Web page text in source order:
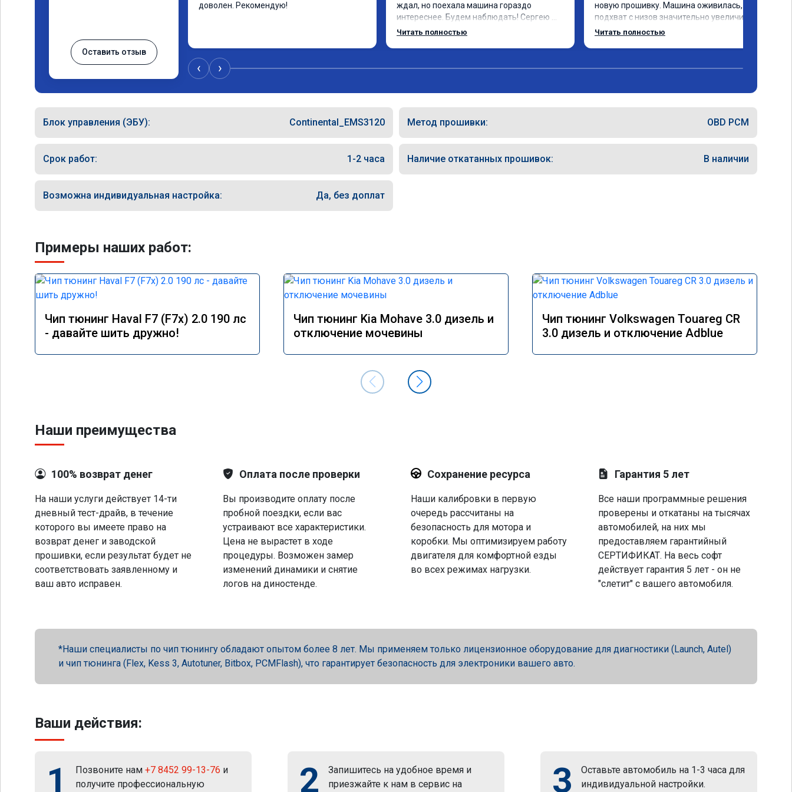
Оставить отзыв
доволен. Рекомендую!
ждал, но поехала машина гораздо
интереснее. Будем наблюдать! Сергею
отдельное спасибо за профессионально
Читать полностью
новую прошивку. Машина оживилась,
подхват с низов значительно увеличился,
тяга паровозная. Большое спасибо.
Читать полностью
‹ ›
Блок управления (ЭБУ): Continental_EMS3120 Метод прошивки: OBD PCM
Срок работ: 1-2 часа Наличие откатанных прошивок: В наличии
Возможна индивидуальная настройка: Да, без доплат
Примеры наших работ:
Чип тюнинг Haval F7 (F7x) 2.0 190 лс
- давайте шить дружно!
Чип тюнинг Kia Mohave 3.0 дизель и
отключение мочевины
Чип тюнинг Volkswagen Touareg CR
3.0 дизель и отключение Adblue
Наши преимущества
100% возврат денег
На наши услуги действует 14-ти
дневный тест-драйв, в течение
которого вы имеете право на
возврат денег и заводской
прошивки, если результат будет не
соответствовать заявленному и
ваш авто исправен.
Оплата после проверки
Вы производите оплату после
пробной поездки, если вас
устраивают все характеристики.
Цена не вырастет в ходе
процедуры. Возможен замер
изменений динамики и снятие
логов на диностенде.
Сохранение ресурса
Наши калибровки в первую
очередь рассчитаны на
безопасность для мотора и
коробки. Мы оптимизируем работу
двигателя для комфортной езды
во всех режимах нагрузки.
Гарантия 5 лет
Все наши программные решения
проверены и откатаны на тысячах
автомобилей, на них мы
предоставляем гарантийный
СЕРТИФИКАТ. На весь софт
действует гарантия 5 лет - он не
"слетит" с вашего автомобиля.
Наши специалисты по чип тюнингу обладают опытом более 8 лет. Мы применяем только лицензионное оборудование для диагностики (Launch, Autel)
и чип тюнинга (Flex, Kess 3, Autotuner, Bitbox, PCMFlash), что гарантирует безопасность для электроники вашего авто.
Ваши действия:
1 Позвоните нам +7 8452 99-13-76 и
получите профессиональную
2
Запишитесь на удобное время и
приезжайте к нам в сервис на
3
Оставьте автомобиль на 1-3 часа для
индивидуальной настройки.